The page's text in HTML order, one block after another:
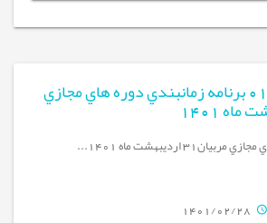
اطلاعيه شماره 4-01 برنامه زمانبندي دوره هاي مجازي
ارديبهشت ماه 1401...
1401/02/28